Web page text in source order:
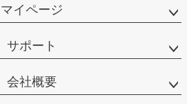
マイページ
サポート
会社概要